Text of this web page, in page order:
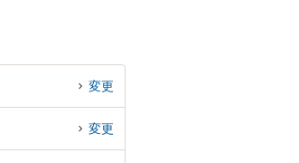
変更
変更